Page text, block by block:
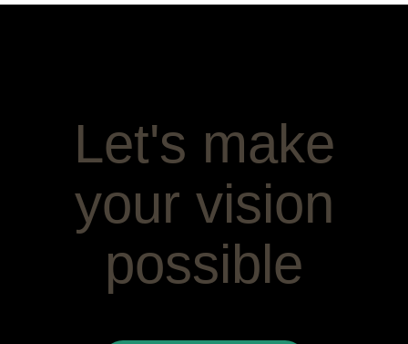
Let's make
your vision
possible